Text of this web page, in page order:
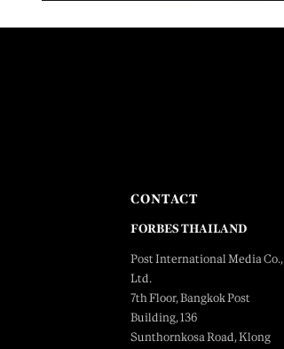
CONTACT
FORBES THAILAND
Post International Media Co.,
Ltd.
7th Floor, Bangkok Post
Building, 136
Sunthornkosa Road, Klong